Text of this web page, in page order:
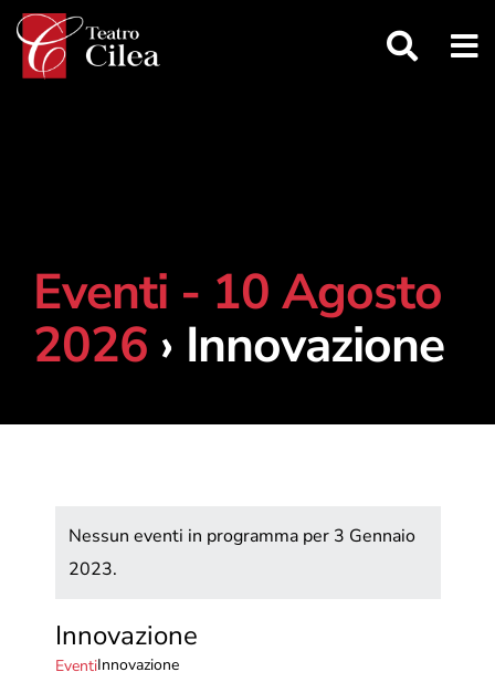
Salta
contenuto
Eventi - 10 Agosto
2026 › Innovazione
Nessun eventi in programma per 3 Gennaio
2023.
Innovazione
EventiInnovazione